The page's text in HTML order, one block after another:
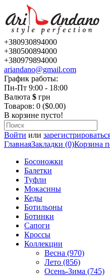
+380930894000
+380500894000
+380979894000
ariandano@gmail.com
График работы:
Пн-Пт 9:00 - 18:00
Валюта $ грн
Товаров: 0 ($0.00)
В корзине пусто!
Войти или
ГлавнаяЗакладки (0)Корзина
Босоножки
Балетки
Туфли
Мокасины
Кеды
Ботильоны
Ботинки
Сапоги
Кроссы
Коллекции
Весна (970)
Лето (856)
Осень-Зима (745)